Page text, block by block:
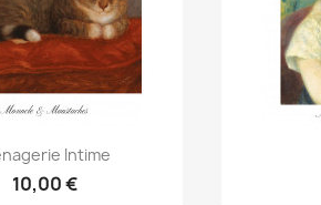
rapide
Intime
10,00 €